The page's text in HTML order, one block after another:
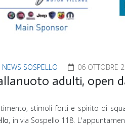
NEWS SOSPELLO 06 OTTOBRE
adulti, open
stimoli forti e spirito di
, in via Sospello 118.